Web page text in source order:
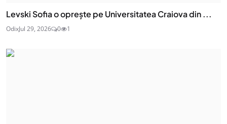
Levski Sofia o oprește pe Universitatea Craiova din ...
OdixJul 29, 2026 0 1